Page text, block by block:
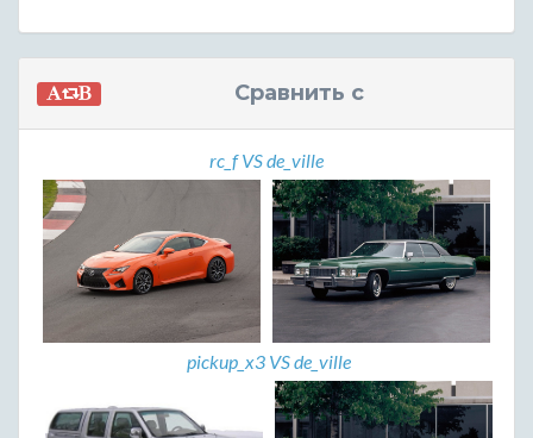
Сравнить с
rc_f VS de_ville
pickup_x3 VS de_ville